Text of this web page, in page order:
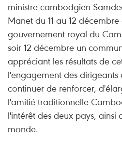
ministre cambodgien
Manet du 11 au 12
gouvernement royal du
soir 12 décembre un
appréciant les résultats de
l'engagement des dirigeants
continuer de renforcer,
l'amitié traditionnelle
l'intérêt des deux pays,
monde.